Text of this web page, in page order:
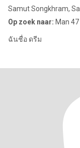
Samut Songkhram,
Op zoek naar: Man
ฉันชื่อ ดรีม